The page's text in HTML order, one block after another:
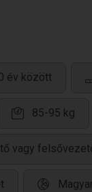
év között
85-95 kg
vagy